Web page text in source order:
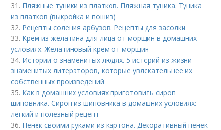
31. Пляжные туники из платков. Пляжная туника. Туника
из платков (выкройка и пошив)
32. Рецепты соления арбузов. Рецепты для засолки
33. Крем из желатина для лица от морщин в домашних
условиях. Желатиновый крем от морщин
34. Истории о знаменитых людях. 5 историй из жизни
знаменитых литераторов, которые увлекательнее их
собственных произведений
35. Как в домашних условиях приготовить сироп
шиповника. Сироп из шиповника в домашних условиях:
легкий и полезный рецепт
36. Пенек своими руками из картона. Декоративный пенёк